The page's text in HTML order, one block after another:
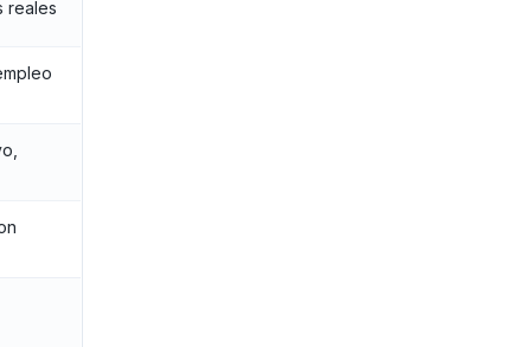
reales